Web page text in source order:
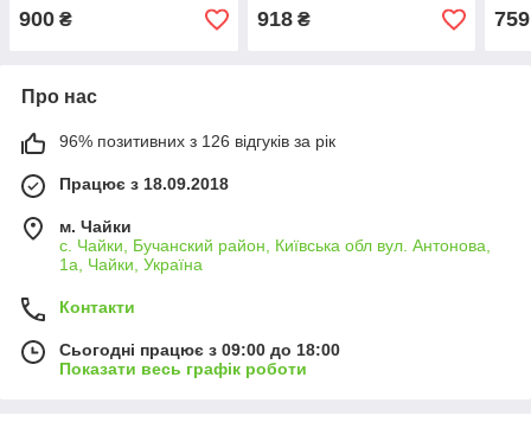
900 ₴ 918₴ 759
Про нас
96% позитивних з 126 відгуків за рік
Працює з 18.09.2018
м. Чайки
с. Чайки, Бучанский район, Київська обл вул. Антонова,
1а, Чайки, Україна
Контакти
Сьогодні працює з 09:00 до 18:00
Показати весь графік роботи